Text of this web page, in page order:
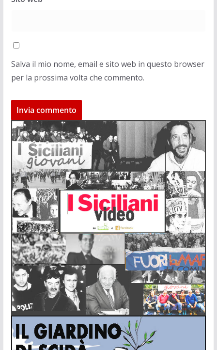
Salva il mio nome, email e sito web in questo browser
per la prossima volta che commento.